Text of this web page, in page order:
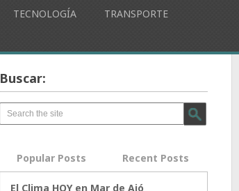
TECNOLOGÍA
TRANSPORTE
Buscar:
Popular Posts Recent Posts
El Clima HOY en Mar de Ajó